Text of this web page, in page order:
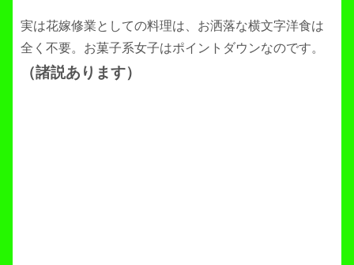
実は花嫁修業としての料理は、お洒落な横文字洋食は
全く不要。お菓子系女子はポイントダウンなのです。
（諸説あります）